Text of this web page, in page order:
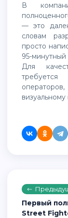
В компании отмечают, что создание
— это
словам
просто
95-минутный
Для
требуется
Первый
Street